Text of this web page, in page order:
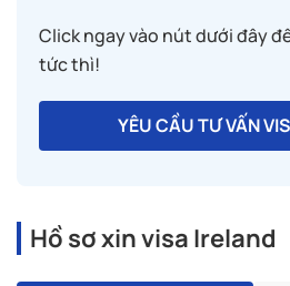
Click ngay vào nút dưới đây
tức thì!
YÊU CẦU TƯ VẤN
Hồ sơ xin visa Ireland